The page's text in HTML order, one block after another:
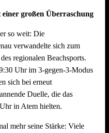
und Inbetriebnahme
Uhr
Herstellung Salate
Uhr
einer großen Überraschung
so weit: Die
verwandelte sich zum
regionalen Beachsports.
Uhr im 3-gegen-3-Modus
sich bei erneut
Duelle, die das
in Atem hielten.
mehr seine Stärke: Viele